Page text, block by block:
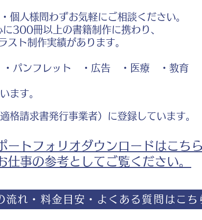
個人様問わずお気軽にご相談ください。
300冊以上の書籍制作に携わり、
ト制作実績があります。
パンフレット ・広告 ・医療 ・教育
ます。
格請求書発行事業者）に登録しています。
ートフォリオダウンロードはこち
仕事の参考としてご覧ください。
流れ・料金目安・よくある質問はこち